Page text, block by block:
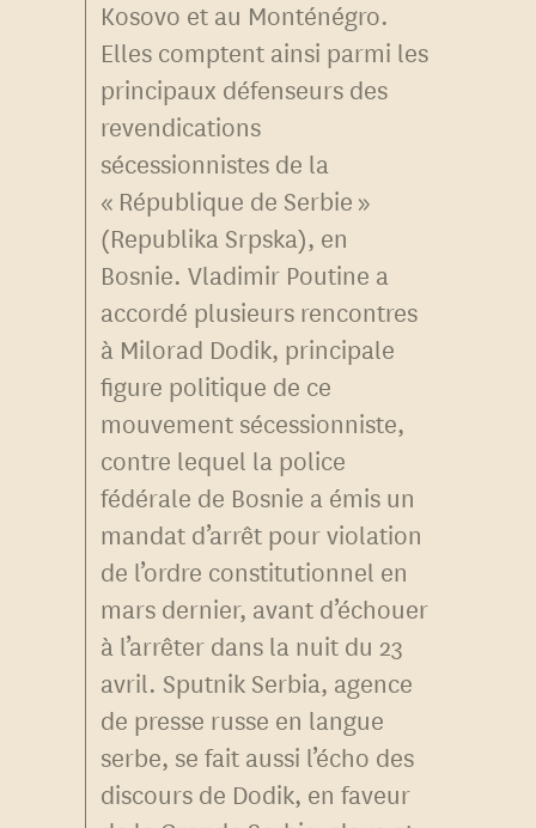
Kosovo et au Monténégro.
Elles comptent ainsi parmi les
principaux défenseurs des
revendications
sécessionnistes de la
« République de Serbie »
(Republika Srpska), en
Bosnie. Vladimir Poutine a
accordé plusieurs rencontres
à Milorad Dodik, principale
figure politique de ce
mouvement sécessionniste,
contre lequel la police
fédérale de Bosnie a émis un
mandat d’arrêt pour violation
de l’ordre constitutionnel en
mars dernier, avant d’échouer
à l’arrêter dans la nuit du 23
avril. Sputnik Serbia, agence
de presse russe en langue
serbe, se fait aussi l’écho des
discours de Dodik, en faveur